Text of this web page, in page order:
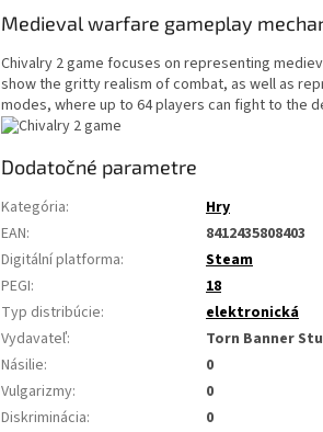
Medieval warfare gameplay
Chivalry 2 game focuses on representing
show the gritty realism of combat, as well as
modes, where up to 64 players can fight to the
Dodatočné parametre
Kategória:
Hry
EAN:
8412435808403
Digitální platforma:
Steam
PEGI:
18
Typ distribúcie:
elektronická
Vydavateľ:
Torn Banner
Násilie:
0
Vulgarizmy:
0
Diskriminácia:
0